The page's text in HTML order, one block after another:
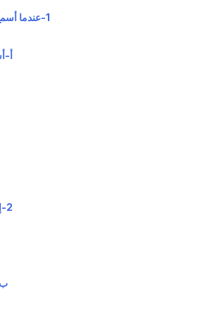
1-عندما أسمع الآيات القرآنية التي تحث على بر الوالدين يكون شعوري كالتالي:
أ‌-
2-إذا مدح صديق والديي قائلا: " ما أسعدك بوالديك! فإنني..